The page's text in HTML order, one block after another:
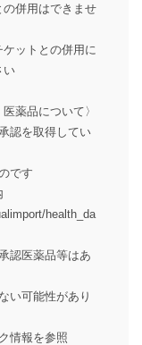
の併用はできませ
ットとの併用に
い
薬品について〉
認を取得してい
です
health_da
認医薬品等はあ
い可能性があり
情報を参照